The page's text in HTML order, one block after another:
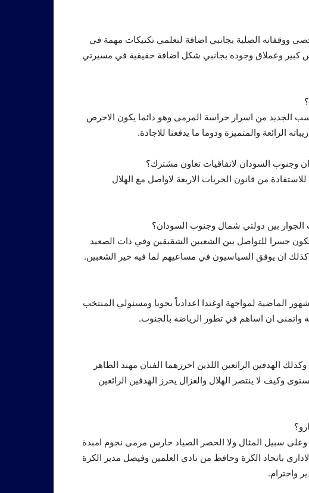
ووقفاته الصلبة بجانبي اضافة لتعلمي تكتيكات مهمة في
وعملاق وجوده بجانبي شكل اضافة حقيقية في مسيرتي
من اسرار حراسة المرمى وهو دائما يكون الاحرص
الرائعة والمتميزة ودوما ما يدفعنا للاجادة.
وجنوب السودان لاتفاقيات تعاون مشترك؟
من قانون الحريات الاربعة لاواصل مع الهلال
الجوار بين دولتي شمال وجنوب السودان؟
جسرا للتواصل بين الشعبين الشقيقين وفي ذات الصعيد
ان يوفق السياسيون في مساعيهم لما فيه خير الشعبين.
الماضية لمواجهة اوغندا اعدادياً بجوبا ومسئولي المنتخب
واتمنى ان اساهم في تطور الرياضة بالجنوب.
الهدفين الرائعين اللذين احرزهما الفنان مهند الطاهر
وكيف لا ينتصر الهلال والغزال يحرز الهدفين الرائعين
سبيل المثال ولا الحصر الصياد حارس مرمى نجوم امبدة
باتحاد الكرة وحافظ من نادي العلمين وفيصل مدير الكرة
واحترام.